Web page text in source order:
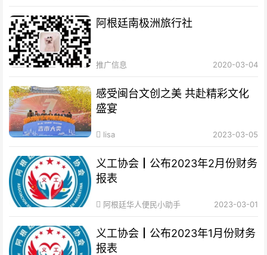
阿根廷南极洲旅行社
推广信息 2020-03-04
感受闽台文创之美 共赴精彩文化
盛宴
lisa 2023-03-05
义工协会┃公布2023年2月份财务
报表
阿根廷华人便民小助手 2023-03-01
义工协会┃公布2023年1月份财务
报表